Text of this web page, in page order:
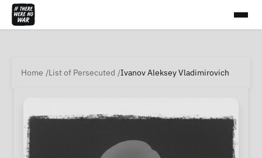
Home List of Persecuted Ivanov Aleksey Vladimirovich